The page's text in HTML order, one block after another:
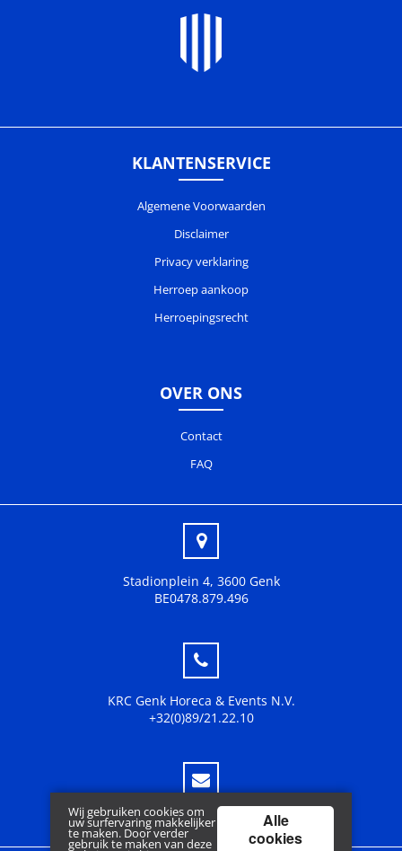
KLANTENSERVICE
Algemene Voorwaarden
Disclaimer
Privacy verklaring
Herroep aankoop
Herroepingsrecht
OVER ONS
Contact
FAQ
Stadionplein 4, 3600 Genk
BE0478.879.496
KRC Genk Horeca & Events N.V.
+32(0)89/21.22.10
fanshop@krcgenk.be
Wij gebruiken cookies om
uw surfervaring makkelijker
te maken. Door verder
gebruik te maken van deze
Alle
cookies